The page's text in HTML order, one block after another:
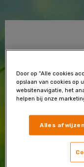
Uw
Door op “Alle cookies
opslaan van cookies op
websitenavigatie, het
helpen bij onze
Alles afwijzen